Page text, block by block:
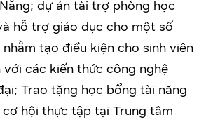
dự án tài trợ phòng học
hỗ trợ giáo dục cho một số
tạo điều kiện cho sinh viên
các kiến thức công nghệ
Trao tặng học bổng tài năng
cơ hội thực tập tại Trung tâm